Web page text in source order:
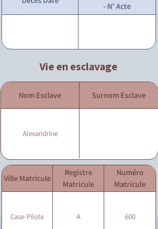
- N° Acte
Vie en esclavage
Nom Esclave Surnom Esclave
Alexandrine
Ville Matricule
Registre
Matricule
Numéro
Matricule
Case-Pilote A 600